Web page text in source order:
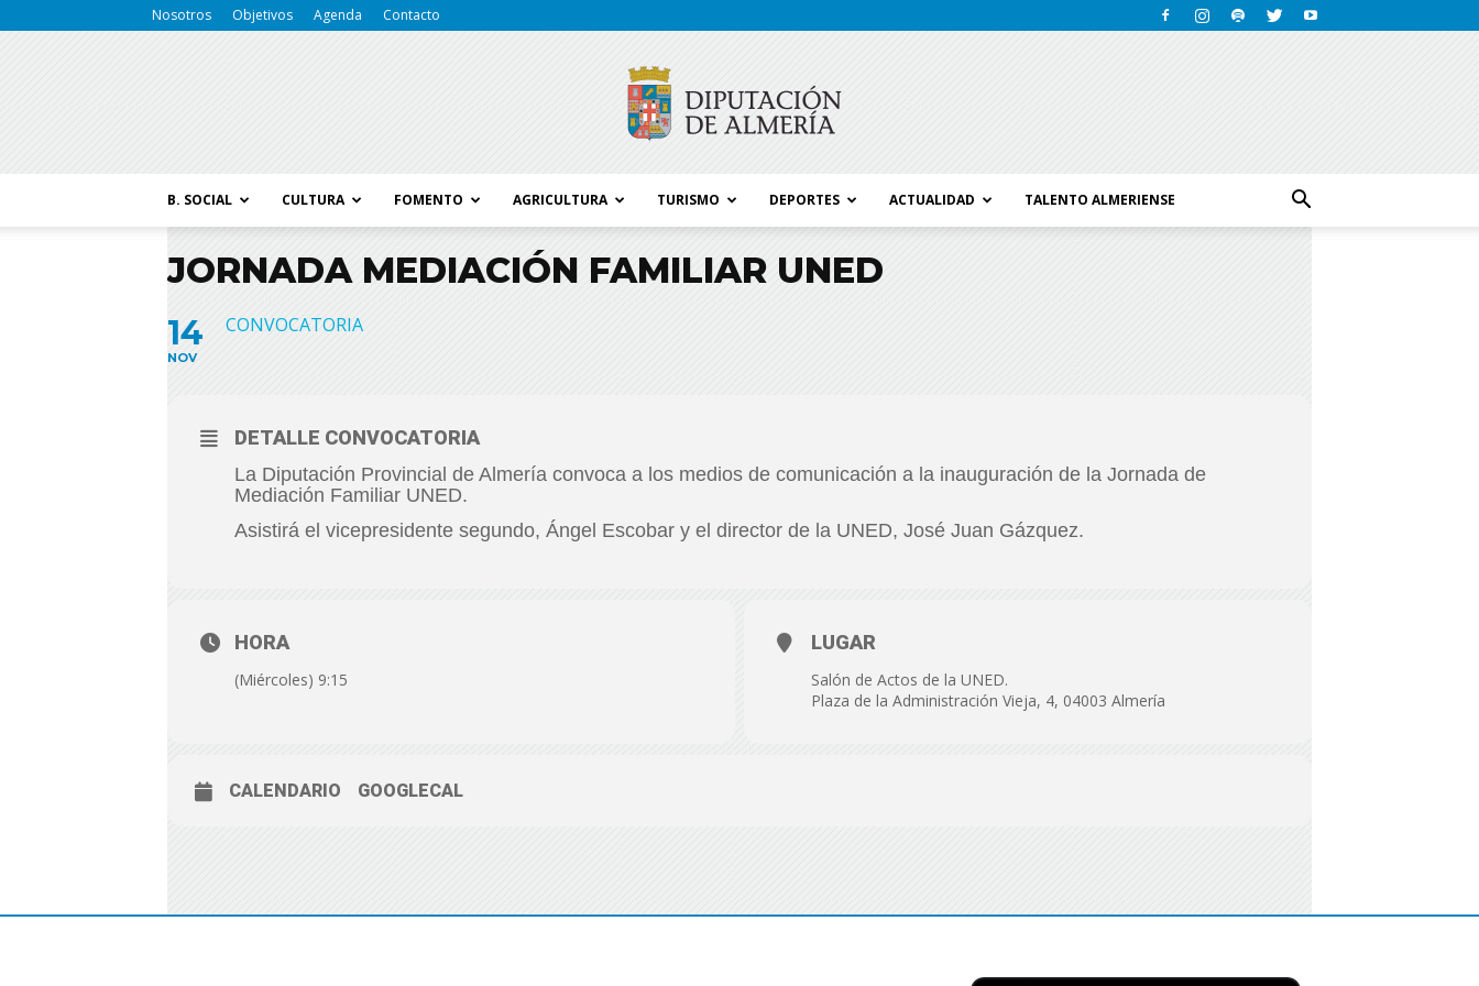
Nosotros Objetivos Agenda Contacto
Almería
B. SOCIAL CULTURA FOMENTO AGRICULTURA TURISMO DEPORTES ACTUALIDAD TALENTO ALMERIENSE
JORNADA MEDIACIÓN FAMILIAR UNED
14
NOV
CONVOCATORIA
DETALLE CONVOCATORIA
La Diputación Provincial de Almería convoca a los medios de comunicación a la inauguración de la Jornada de
Mediación Familiar UNED.
Asistirá el vicepresidente segundo, Ángel Escobar y el director de la UNED, José Juan Gázquez.
HORA
(Miércoles) 9:15
LUGAR
Salón de Actos de la UNED.
Plaza de la Administración Vieja, 4, 04003 Almería
CALENDARIO GOOGLECAL